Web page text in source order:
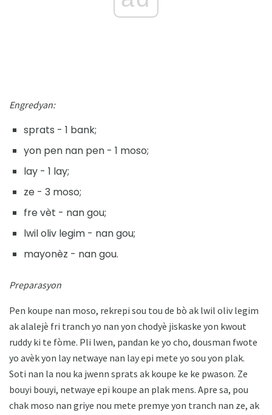
Engredyan:
sprats - 1 bank;
yon pen nan pen - 1 moso;
lay - 1 lay;
ze - 3 moso;
fre vèt - nan gou;
lwil oliv legim - nan gou;
mayonèz - nan gou.
Preparasyon
Pen koupe nan moso, rekrepi sou tou de bò ak lwil oliv legim
ak alalejè fri tranch yo nan yon chodyè jiskaske yon kwout
ruddy ki te fòme. Pli lwen, pandan ke yo cho, dousman fwote
yo avèk yon lay netwaye nan lay epi mete yo sou yon plak.
Soti nan la nou ka jwenn sprats ak koupe ke ke pwason. Ze
bouyi bouyi, netwaye epi koupe an plak mens. Apre sa, pou
chak moso nan griye nou mete premye yon tranch nan ze, ak